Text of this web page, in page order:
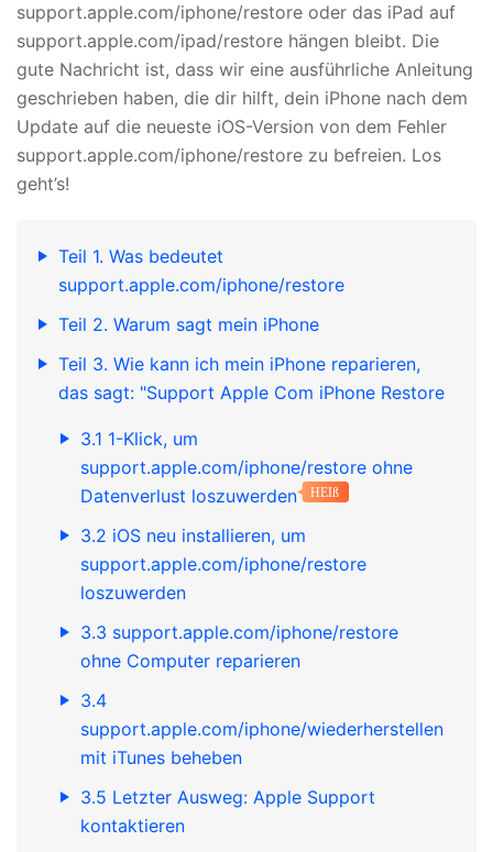
support.apple.com/iphone/restore oder das iPad auf
support.apple.com/ipad/restore hängen bleibt. Die
gute Nachricht ist, dass wir eine ausführliche Anleitung
geschrieben haben, die dir hilft, dein iPhone nach dem
Update auf die neueste iOS-Version von dem Fehler
support.apple.com/iphone/restore zu befreien. Los
geht’s!
Teil 1. Was bedeutet
support.apple.com/iphone/restore
Teil 2. Warum sagt mein iPhone
Teil 3. Wie kann ich mein iPhone reparieren,
das sagt: "Support Apple Com iPhone Restore
3.1 1-Klick, um
support.apple.com/iphone/restore ohne
Datenverlust loszuwerden
HEIß
3.2 iOS neu installieren, um
support.apple.com/iphone/restore
loszuwerden
3.3 support.apple.com/iphone/restore
ohne Computer reparieren
3.4
support.apple.com/iphone/wiederherstellen
mit iTunes beheben
3.5 Letzter Ausweg: Apple Support
kontaktieren